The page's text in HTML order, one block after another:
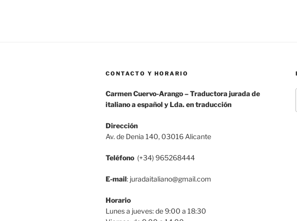
CONTACTO Y HORARIO
Carmen Cuervo-Arango – Traductora jurada de
italiano a español y Lda. en traducción
Dirección
Av. de Denia 140, 03016 Alicante
Teléfono (+34) 965268444
E-mail: juradaitaliano@gmail.com
Horario
Lunes a jueves: de 9:00 a 18:30